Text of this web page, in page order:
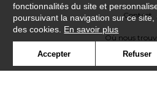
Contact
Où nous
fonctionnalités du site et
poursuivant la navigation sur ce
des cookies. En savoir plus
Accepter Refuser